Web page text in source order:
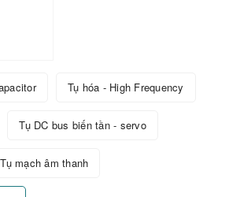
Tụ hóa - High Frequency
Tụ DC bus biến tần - servo
Tụ mạch âm thanh